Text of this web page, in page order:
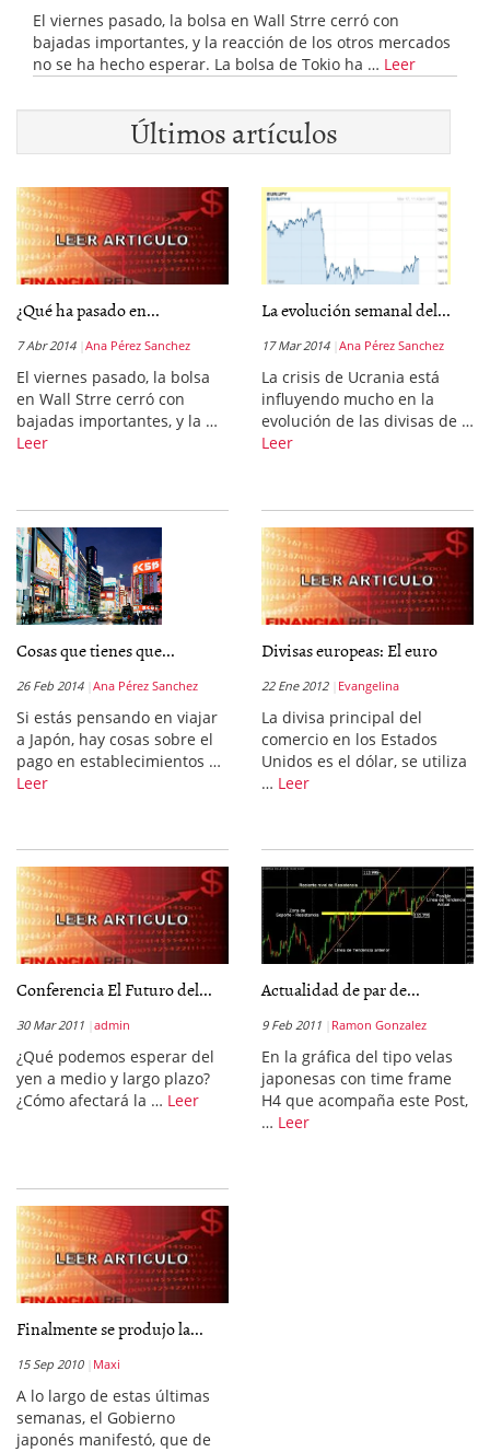
El viernes pasado, la bolsa en Wall Strre cerró con
bajadas importantes, y la reacción de los otros mercados
no se ha hecho esperar. La bolsa de Tokio ha … Leer
Últimos artículos
¿Qué ha pasado en...
7 Abr 2014 Ana Pérez Sanchez
El viernes pasado, la bolsa
en Wall Strre cerró con
bajadas importantes, y la …
Leer
La evolución semanal del...
17 Mar 2014 Ana Pérez Sanchez
La crisis de Ucrania está
influyendo mucho en la
evolución de las divisas de …
Leer
Cosas que tienes que...
26 Feb 2014 Ana Pérez Sanchez
Si estás pensando en viajar
a Japón, hay cosas sobre el
pago en establecimientos …
Leer
Divisas europeas: El euro
22 Ene 2012 Evangelina
La divisa principal del
comercio en los Estados
Unidos es el dólar, se utiliza
… Leer
Conferencia El Futuro del...
30 Mar 2011 admin
¿Qué podemos esperar del
yen a medio y largo plazo?
¿Cómo afectará la … Leer
Actualidad de par de...
9 Feb 2011 Ramon Gonzalez
En la gráfica del tipo velas
japonesas con time frame
H4 que acompaña este Post,
… Leer
Finalmente se produjo la...
15 Sep 2010 Maxi
A lo largo de estas últimas
semanas, el Gobierno
japonés manifestó, que de